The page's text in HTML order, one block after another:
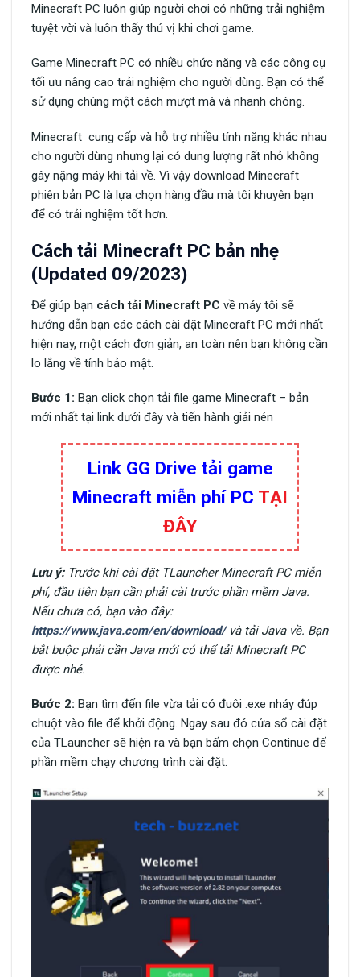
Minecraft PC luôn giúp người chơi có những trải nghiệm
tuyệt vời và luôn thấy thú vị khi chơi game.
Game Minecraft PC có nhiều chức năng và các công cụ
tối ưu nâng cao trải nghiệm cho người dùng. Bạn có thể
sử dụng chúng một cách mượt mà và nhanh chóng.
Minecraft cung cấp và hỗ trợ nhiều tính năng khác nhau
cho người dùng nhưng lại có dung lượng rất nhỏ không
gây nặng máy khi tải về. Vì vậy download Minecraft
phiên bản PC là lựa chọn hàng đầu mà tôi khuyên bạn
để có trải nghiệm tốt hơn.
Cách tải Minecraft PC bản nhẹ
(Updated 09/2023)
Để giúp bạn cách tải Minecraft PC về máy tôi sẽ
hướng dẫn bạn các cách cài đặt Minecraft PC mới nhất
hiện nay, một cách đơn giản, an toàn nên bạn không cần
lo lắng về tính bảo mật.
Bước 1: Bạn click chọn tải file game Minecraft – bản
mới nhất tại link dưới đây và tiến hành giải nén
Link GG Drive tải game
Minecraft miễn phí PC TẠI
ĐÂY
Lưu ý:Trước khi cài đặt TLauncher Minecraft PC miễn
phí, đầu tiên bạn cần phải cài trước phần mềm Java.
Nếu chưa có, bạn vào đây:
https://www.java.com/en/download/và tải Java về. Bạn
bắt buộc phải cần Java mới có thể tải Minecraft PC
được nhé.
Bước 2: Bạn tìm đến file vừa tải có đuôi .exe nháy đúp
chuột vào file để khởi động. Ngay sau đó cửa sổ cài đặt
của TLauncher sẽ hiện ra và bạn bấm chọn Continue để
phần mềm chạy chương trình cài đặt.